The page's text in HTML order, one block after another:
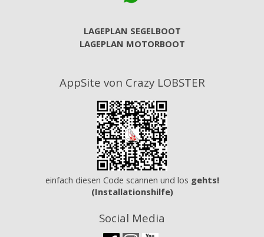
LAGEPLAN SEGELBOOT
LAGEPLAN MOTORBOOT
AppSite von Crazy LOBSTER
einfach diesen Code scannen und los gehts!
(Installationshilfe)
Social Media